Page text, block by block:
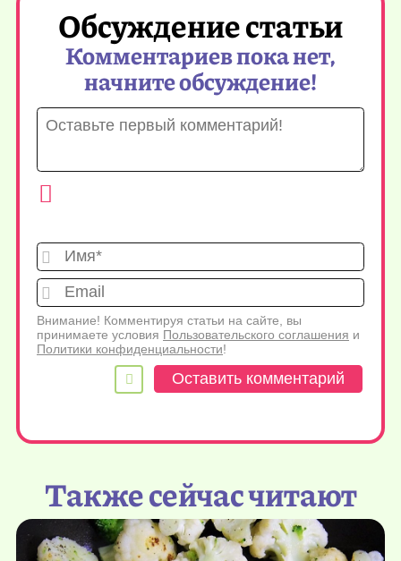
Обсуждение статьи
Комментариев пока нет,
начните обсуждение!
Имя*
Внимание! Комментируя статьи на сайте, вы
принимаете условия Пользовательского соглашения и
Политики конфиденциальности!
Также сейчас читают